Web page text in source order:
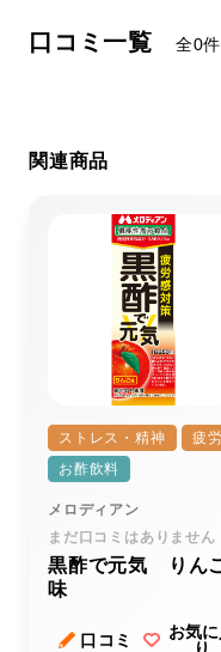
口コミ一覧 全0件
関連商品
ストレス・精神
疲労
お酢飲料
メロディアン
まだ口コミはありません
黒酢で元気 りん
味
口コミ
お気に